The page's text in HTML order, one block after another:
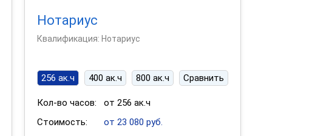
Нотариус
Квалификация: Нотариус
256 ак.ч 400 ак.ч 800 ак.ч Сравнить
Кол-во часов:
от 256 ак.ч
Стоимость:
от 23 080 руб.